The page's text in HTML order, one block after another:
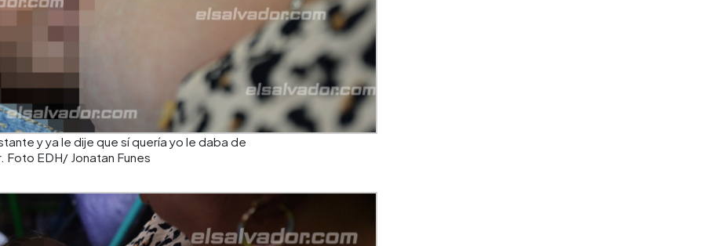
y ya le dije que sí quería yo le daba de
Foto EDH/ Jonatan Funes